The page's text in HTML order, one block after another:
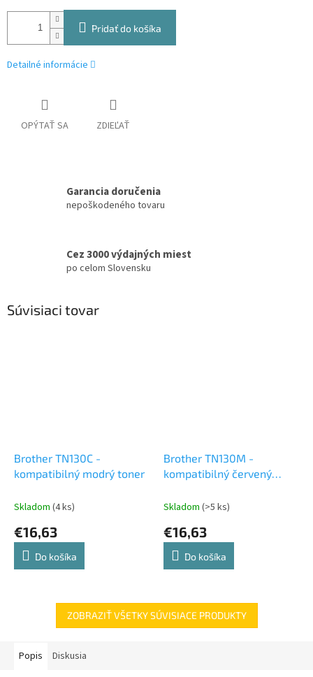
Pridať do košíka
Detailné informácie
OPÝTAŤ SA ZDIEĽAŤ
Garancia doručenia
nepoškodeného tovaru
Cez 3000 výdajných miest
po celom Slovensku
Súvisiaci tovar
Brother TN130C -
kompatibilný modrý toner
Skladom (4 ks)
€16,63
Do košíka
Brother TN130M -
kompatibilný červený
Skladom (>5 ks)
€16,63
Do košíka
ZOBRAZIŤ VŠETKY SÚVISIACE PRODUKTY
Popis Diskusia